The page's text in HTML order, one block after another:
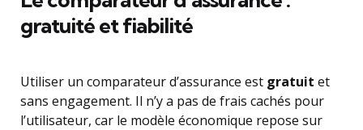
gratuité et fiabilité
Utiliser un comparateur d’assurance est gratuit et
sans engagement. Il n’y a pas de frais cachés pour
l’utilisateur, car le modèle économique repose sur